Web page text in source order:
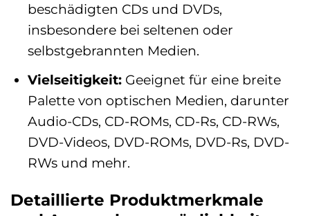
beschädigten CDs und DVDs,
insbesondere bei seltenen oder
selbstgebrannten Medien.
Vielseitigkeit:Geeignet für eine breite
Palette von optischen Medien, darunter
Audio-CDs, CD-ROMs, CD-Rs, CD-RWs,
DVD-Videos, DVD-ROMs, DVD-Rs, DVD-
RWs und mehr.
Detaillierte Produktmerkmale